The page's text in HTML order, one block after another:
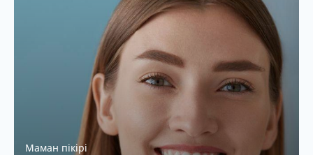
Маман пікірі